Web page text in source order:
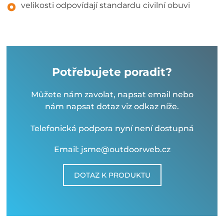
velikosti odpovídají standardu civilní obuvi
Potřebujete poradit?
Můžete nám zavolat, napsat email nebo
nám napsat dotaz viz odkaz níže.
Telefonická podpora nyní není dostupná
Email: jsme@outdoorweb.cz
DOTAZ K PRODUKTU